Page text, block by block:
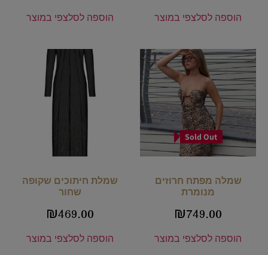
הוספה לסלצפי במוצר הוספה לסלצפי במוצר
Sold Out
שמלה מפתח חרוזים
מנומרת
₪749.00
הוספה לסלצפי במוצר
שמלת חיתוכים שקופה
שחור
₪469.00
הוספה לסלצפי במוצר